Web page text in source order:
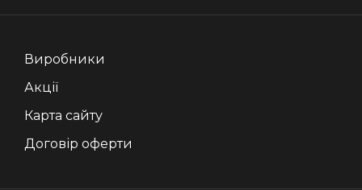
Виробники
Акції
Карта сайту
Договір оферти